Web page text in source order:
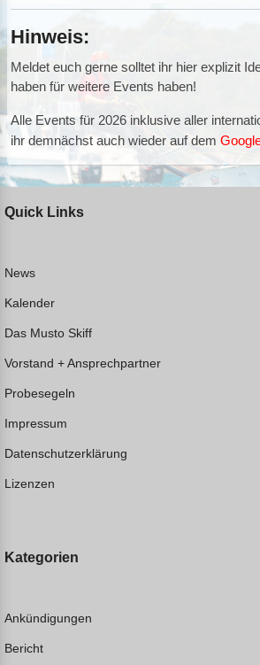
Hinweis:
Meldet euch gerne solltet ihr hier explizit
haben für weitere Events haben!
Alle Events für 2026 inklusive aller
ihr demnächst auch wieder auf dem
Quick Links
News
Kalender
Das Musto Skiff
Vorstand + Ansprechpartner
Probesegeln
Impressum
Datenschutzerklärung
Lizenzen
Kategorien
Ankündigungen
Bericht